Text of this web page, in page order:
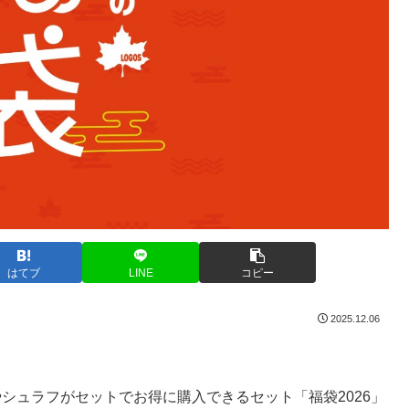
はてブ LINE コピー
2025.12.06
ュラフがセットでお得に購入できるセット「福袋2026」